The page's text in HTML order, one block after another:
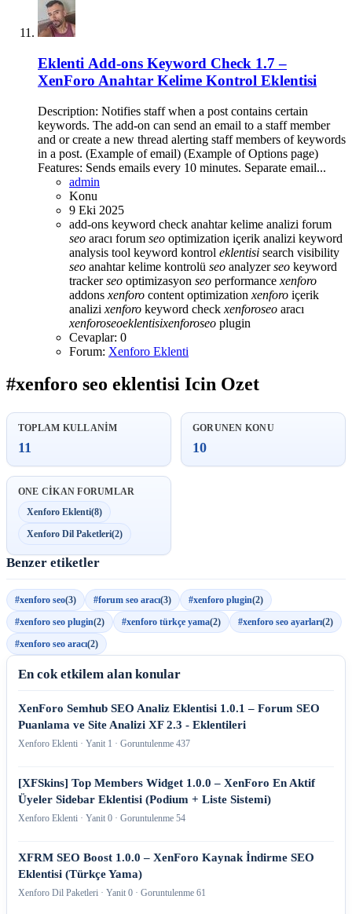
Eklenti Add-ons Keyword Check 1.7 –
XenForo Anahtar Kelime Kontrol Eklentisi
Description: Notifies staff when a post contains certain
keywords. The add-on can send an email to a staff member
and or create a new thread alerting staff members of keywords
in a post. (Example of email) (Example of Options page)
Features: Sends emails every 10 minutes. Separate email...
admin
Konu
9 Eki 2025
add-ons keyword check anahtar kelime analizi forum
seo aracı forum seo optimization içerik analizi keyword
analysis tool keyword kontrol eklentisi search visibility
seo anahtar kelime kontrolü seo analyzerseo keyword
trackerseo optimizasyon seo performance xenforo
addons xenforo content optimization xenforo içerik
analizi xenforo keyword check xenforoseo aracı
xenforoseoeklentisixenforoseo plugin
Cevaplar: 0
Forum: Xenforo Eklenti
#xenforo seo eklentisi Icin Ozet
TOPLAM KULLANIM
11
GORUNEN KONU
10
ONE CIKAN FORUMLAR
Xenforo Eklenti(8)
Xenforo Dil Paketleri(2)
Benzer etiketler
#xenforo seo(3) #forum seo aracı(3) #xenforo plugin(2)
#xenforo seo plugin(2) #xenforo türkçe yama(2) #xenforo seo ayarları(2)
#xenforo seo aracı(2)
En cok etkilem alan konular
XenForo Semhub SEO Analiz Eklentisi 1.0.1 – Forum SEO
Puanlama ve Site Analizi XF 2.3 - Eklentileri
Xenforo Eklenti · Yanit 1 · Goruntulenme 437
[XFSkins] Top Members Widget 1.0.0 – XenForo En Aktif
Üyeler Sidebar Eklentisi (Podium + Liste Sistemi)
Xenforo Eklenti · Yanit 0 · Goruntulenme 54
XFRM SEO Boost 1.0.0 – XenForo Kaynak İndirme SEO
Eklentisi (Türkçe Yama)
Xenforo Dil Paketleri · Yanit 0 · Goruntulenme 61